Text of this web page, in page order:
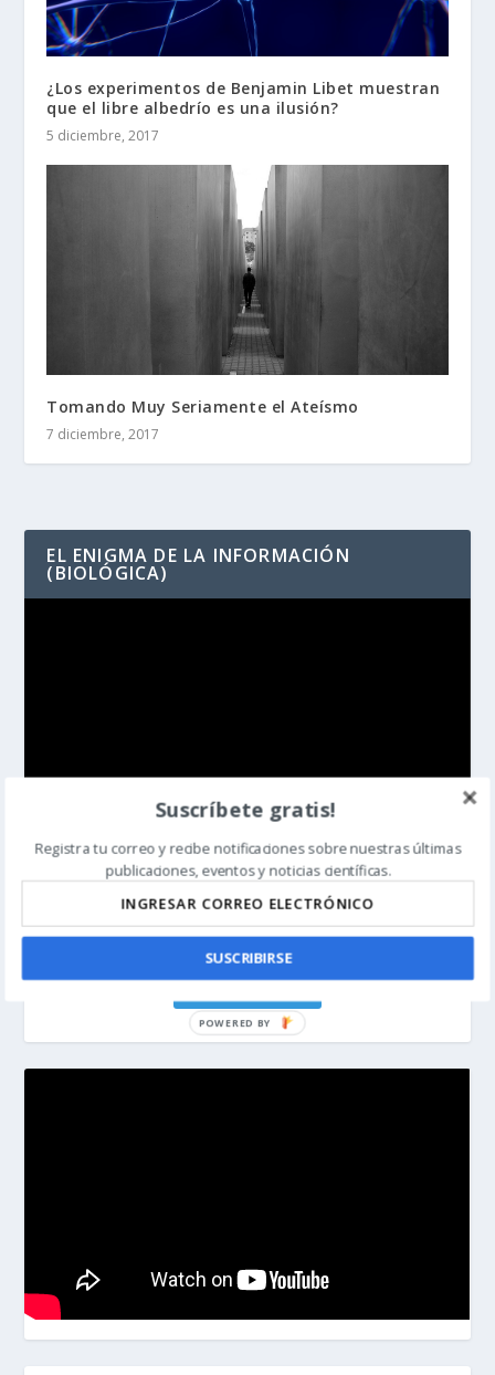
¿Los experimentos de Benjamin Libet muestran
que el libre albedrío es una ilusión?
5 diciembre, 2017
Tomando Muy Seriamente el Ateísmo
7 diciembre, 2017
EL ENIGMA DE LA INFORMACIÓN
(BIOLÓGICA)
¿TE GUSTA NUESTRO CONTENIDO?
¡DONAR AHORA!
Suscríbete gratis!
Registra tu correo y recibe notificaciones sobre nuestras últimas
publicaciones, eventos y noticias científicas.
SUSCRIBIRSE